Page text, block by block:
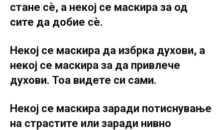
стане сѐ, а некој се маскира за од
сите да добие сѐ.
Некој се маскира да избрка духови, а
некој се маскира за да привлече
духови. Тоа видете си сами.
Некој се маскира заради потиснување
на страстите или заради нивно